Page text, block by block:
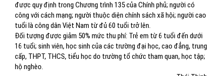
được quy định trong Chương trình 135 của Chính phủ; người có
công với cách mạng; người thuộc diện chính sách xã hội; người cao
tuổi là công dân Việt Nam từ đủ 60 tuổi trở lên.
Đối tượng được giảm 50% mức thu phí: Trẻ em từ 6 tuổi đến dưới
16 tuổi; sinh viên, học sinh của các trường đại học, cao đẳng, trung
cấp, THPT, THCS, tiểu học do trường tổ chức tham quan, học tập;
hộ nghèo.